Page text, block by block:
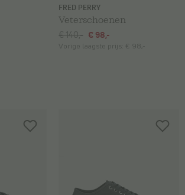
FRED PERRY
Veterschoenen
€ 140,- € 98,-
Vorige laagste prijs: € 98,-